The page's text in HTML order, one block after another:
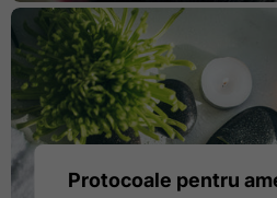
Protocoale pentru